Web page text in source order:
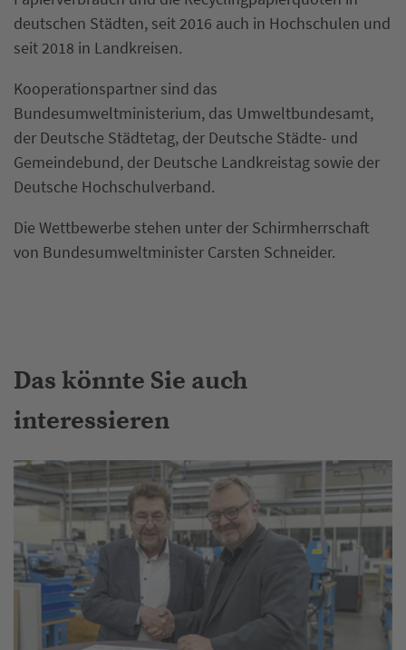
deutschen Städten, seit 2016 auch in Hochschulen und
seit 2018 in Landkreisen.
Kooperationspartner sind das
Bundesumweltministerium, das Umweltbundesamt,
der Deutsche Städtetag, der Deutsche Städte- und
Gemeindebund, der Deutsche Landkreistag sowie der
Deutsche Hochschulverband.
Die Wettbewerbe stehen unter der Schirmherrschaft
von Bundesumweltminister Carsten Schneider.
Das könnte Sie auch
interessieren